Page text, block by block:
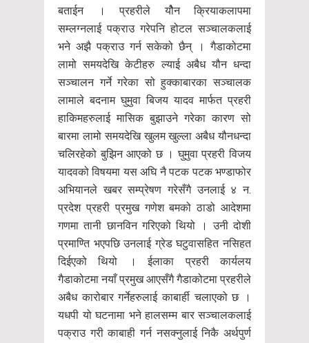
बताईन । प्रहरीले यौेन क्रियाकलापमा
सम्लग्नलाई पक्राउ गरेपनि होटल सञ्चालकलाई
भने अझै पक्राउ गर्न सकेको छैन् । गैडाकोटमा
लामो समयदेखि केटीहरु ल्याई अबैध यौन धन्दा
सञ्चालन गर्ने गरेका सो हुक्काबारका सञ्चालक
लामाले बदनाम घुमुवा बिजय यादव मार्फत प्रहरी
हाकिमहरुलाई मासिक बुझाउने गरेका कारण सो
बारमा लामो समयदेखि खुलम खुल्ला अबैध यौनधन्दा
चलिरहेको बुझिन आएको छ । घुमुवा प्रहरी विजय
यादवको विषयमा यस अघि नै पटक पटक भण्डाफोर
अभियानले खबर सम्प्रेषण गरेसँगै उनलाई ४ न.
प्रदेश प्रहरी प्रमुख गणेश बमको ठाडो आदेशमा
गणमा तानी छानविन गरिएको थियो । उनी दोशी
प्रमाण्ति भएपछि उनलाई ग्रेड घटुवासहित नसिहत
दिईएको थियो । ईलाका प्रहरी कार्यलय
गैडाकोटमा नयाँ प्रमुख आएसँगै गैडाकोटमा प्रहरीले
अबैध कारोबार गर्नेहरुलाई काबार्ही चलाएको छ ।
यधपी यो घटनामा भने हालसम्म बार सञ्चालकलाई
पक्राउ गरी काबाही गर्न नसक्नुलाई निकै अर्थपुर्ण